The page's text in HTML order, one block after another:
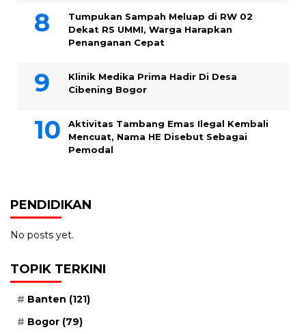
Tumpukan Sampah Meluap di RW 02
Dekat RS UMMI, Warga Harapkan
Penanganan Cepat
Klinik Medika Prima Hadir Di Desa
Cibening Bogor
Aktivitas Tambang Emas Ilegal Kembali
Mencuat, Nama HE Disebut Sebagai
Pemodal
PENDIDIKAN
No posts yet.
TOPIK TERKINI
Banten (121)
Bogor (79)